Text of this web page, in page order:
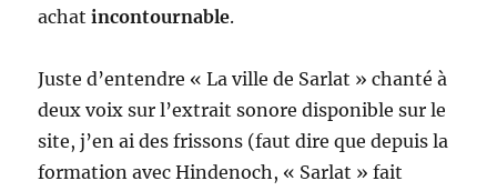
achatincontournable.
Juste d’entendre « La ville de Sarlat » chanté à
deux voix sur l’extrait sonore disponible sur le
site, j’en ai des frissons (faut dire que depuis la
formation avec Hindenoch, « Sarlat » fait